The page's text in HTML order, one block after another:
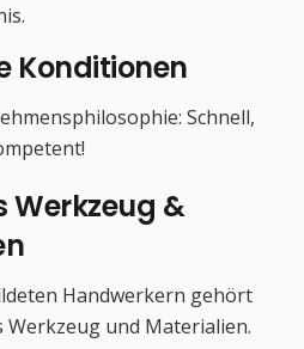
Konditionen
Schnell,
Werkzeug &
Handwerkern gehört
Werkzeug und Materialien.